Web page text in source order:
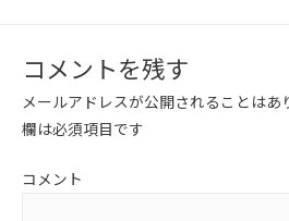
コメントを残す
メールアドレスが公開されることはあ
欄は必須項目です
コメント